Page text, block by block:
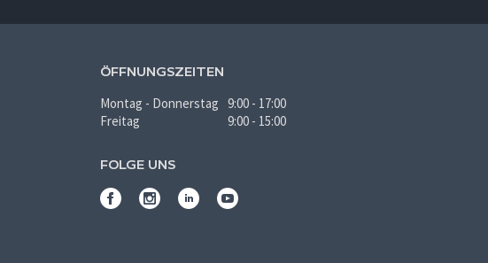
ÖFFNUNGSZEITEN
Montag - Donnerstag 9:00 - 17:00
Freitag
9:00 - 15:00
FOLGE UNS